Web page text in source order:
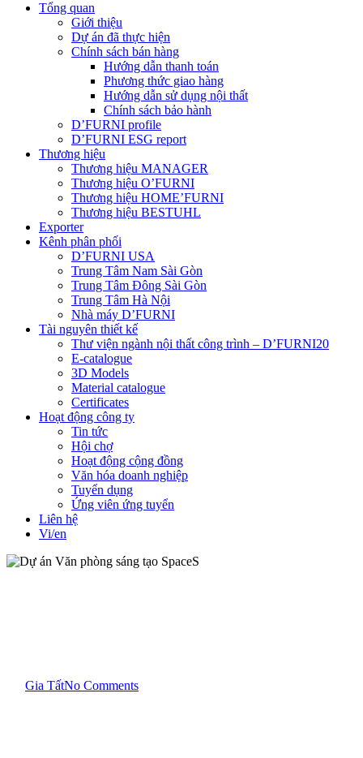
Tổng quan
Giới thiệu
Dự án đã thực hiện
Chính sách bán hàng
Hướng dẫn thanh toán
Phương thức giao hàng
Hướng dẫn sử dụng nội thất
Chính sách bảo hành
D’FURNI profile
D’FURNI ESG report
Thương hiệu
Thương hiệu MANAGER
Thương hiệu O’FURNI
Thương hiệu HOME’FURNI
Thương hiệu BESTUHL
Exporter
Kênh phân phối
D’FURNI USA
Trung Tâm Nam Sài Gòn
Trung Tâm Đông Sài Gòn
Trung Tâm Hà Nội
Nhà máy D’FURNI
Tài nguyên thiết kế
Thư viện ngành nội thất công trình – D’FURNI20
E-catalogue
3D Models
Material catalogue
Certificates
Hoạt động công ty
Tin tức
Hội chợ
Hoạt động cộng đồng
Văn hóa doanh nghiệp
Tuyển dụng
Ứng viên ứng tuyển
Liên hệ
Vi/en
Gia TấtNo Comments